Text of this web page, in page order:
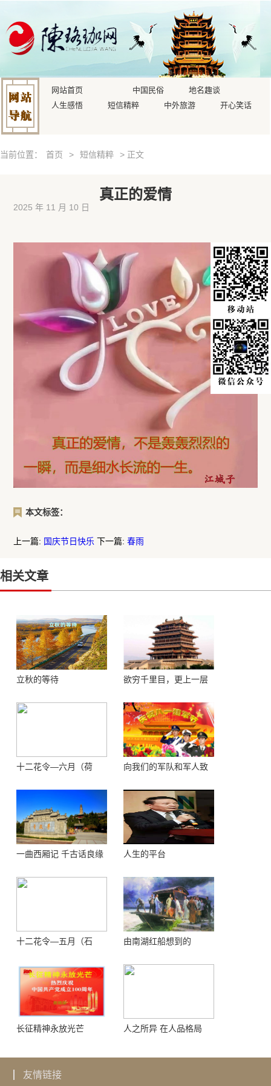
网站首页 中国民俗
地名趣谈
人生感悟
短信精粹 中外旅游 开心笑话
当前位置： 首页 > 短信精粹 > 正文
真正的爱情
2025 年 11 月 10 日
本文标签：
上一篇: 国庆节日快乐 下一篇:春雨
相关文章
立秋的等待
欲穷千里目，更上一层
十二花令—六月（荷
向我们的军队和军人致
一曲西厢记 千古话良缘 人生的平台
十二花令—五月（石
由南湖红船想到的
长征精神永放光芒 人之所异 在人品格局
友情链接